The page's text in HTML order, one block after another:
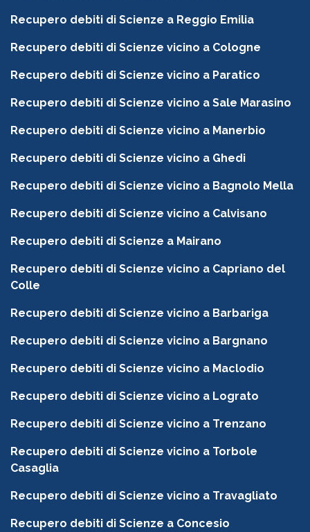
Recupero debiti di Scienze a Reggio Emilia
Recupero debiti di Scienze vicino a Cologne
Recupero debiti di Scienze vicino a Paratico
Recupero debiti di Scienze vicino a Sale Marasino
Recupero debiti di Scienze vicino a Manerbio
Recupero debiti di Scienze vicino a Ghedi
Recupero debiti di Scienze vicino a Bagnolo Mella
Recupero debiti di Scienze vicino a Calvisano
Recupero debiti di Scienze a Mairano
Recupero debiti di Scienze vicino a Capriano del
Colle
Recupero debiti di Scienze vicino a Barbariga
Recupero debiti di Scienze vicino a Bargnano
Recupero debiti di Scienze vicino a Maclodio
Recupero debiti di Scienze vicino a Lograto
Recupero debiti di Scienze vicino a Trenzano
Recupero debiti di Scienze vicino a Torbole
Casaglia
Recupero debiti di Scienze vicino a Travagliato
Recupero debiti di Scienze a Concesio